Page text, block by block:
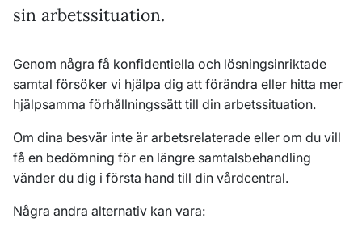
sin arbetssituation.
Genom några få konfidentiella och lösningsinriktade
samtal försöker vi hjälpa dig att förändra eller hitta mer
hjälpsamma förhållningssätt till din arbetssituation.
Om dina besvär inte är arbetsrelaterade eller om du vill
få en bedömning för en längre samtalsbehandling
vänder du dig i första hand till din vårdcentral.
Några andra alternativ kan vara: